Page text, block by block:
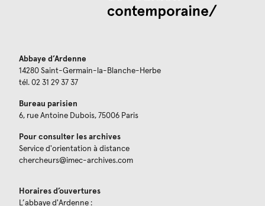
Abbaye d’Ardenne
14280 Saint-Germain-la-Blanche-Herbe
tél. 02 31 29 37 37
Bureau parisien
6, rue Antoine Dubois, 75006 Paris
Pour consulter les archives
Service d'orientation à distance
chercheurs@imec-archives.com
Horaires d’ouvertures
L’abbaye d'Ardenne :